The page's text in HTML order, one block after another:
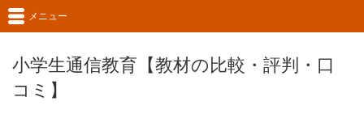
小学生通信教育【教材の比較・評判・口
コミ】
メニュー